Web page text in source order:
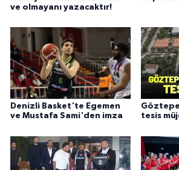
ve olmayanı yazacaktır!
Denizli Basket'te Egemen
ve Mustafa Sami'den imza
tesis